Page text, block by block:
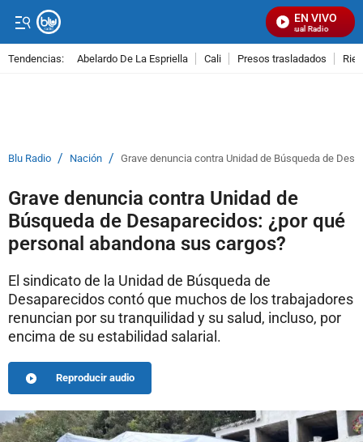
EN VIVO
Señal Visual Radio
Tendencias: Abelardo De La Espriella Cali Presos trasladados
Blu Radio / Nación / Grave denuncia contra Unidad de Búsqueda de
Grave denuncia contra Unidad de
Búsqueda de Desaparecidos: ¿por qué
personal abandona sus cargos?
El sindicato de la Unidad de Búsqueda de
Desaparecidos contó que muchos de los trabajadores
renuncian por su tranquilidad y su salud, incluso, por
encima de su estabilidad salarial.
Reproducir audio